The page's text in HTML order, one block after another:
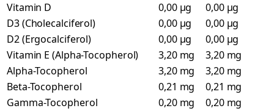
Vitamin D
0,00 µg
0,00 µg
D3 (Cholecalciferol)
0,00 µg
0,00 µg
D2 (Ergocalciferol)
0,00 µg
0,00 µg
Vitamin E (Alpha-Tocopherol)
3,20 mg
3,20 mg
Alpha-Tocopherol
3,20 mg
3,20 mg
Beta-Tocopherol
0,21 mg
0,21 mg
Gamma-Tocopherol
0,20 mg
0,20 mg